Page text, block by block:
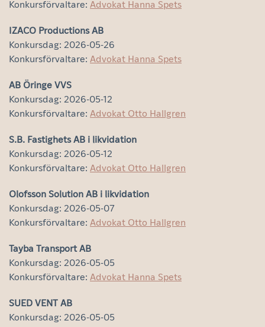
Konkursförvaltare: Advokat Hanna Spets
IZACO Productions AB
Konkursdag: 2026-05-26
Konkursförvaltare: Advokat Hanna Spets
AB Öringe VVS
Konkursdag: 2026-05-12
Konkursförvaltare: Advokat Otto Hallgren
S.B. Fastighets AB i likvidation
Konkursdag: 2026-05-12
Konkursförvaltare: Advokat Otto Hallgren
Olofsson Solution AB i likvidation
Konkursdag: 2026-05-07
Konkursförvaltare: Advokat Otto Hallgren
Tayba Transport AB
Konkursdag: 2026-05-05
Konkursförvaltare: Advokat Hanna Spets
SUED VENT AB
Konkursdag: 2026-05-05